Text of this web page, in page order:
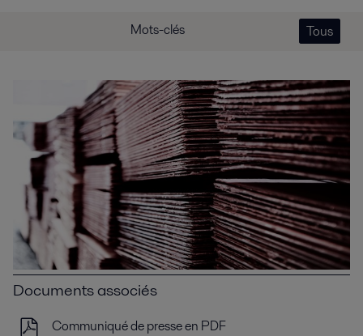
Mots-clés Tous
Documents associés
Communiqué de presse en PDF